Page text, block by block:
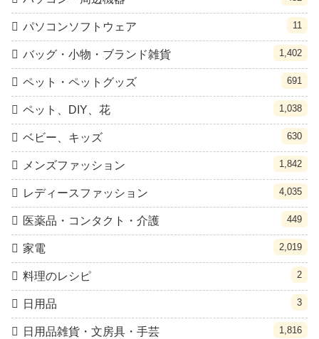
パソコンソフトウェア 11
バッグ・小物・ブランド雑貨 1,402
ペット・ペットグッズ 691
ペット、DIY、花 1,038
ベビー、キッズ 630
メンズファッション 1,842
レディースファッション 4,035
医薬品・コンタクト・介護 449
家電 2,019
料理のレシピ 2
日用品 3
日用品雑貨・文房具・手芸 1,816